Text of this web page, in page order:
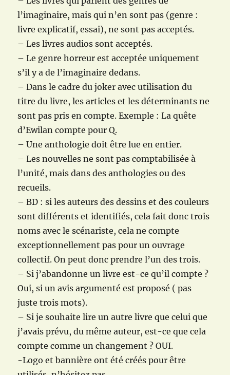
l’imaginaire, mais qui n’en sont pas (genre :
livre explicatif, essai), ne sont pas acceptés.
– Les livres audios sont acceptés.
– Le genre horreur est acceptée uniquement
s’il y a de l’imaginaire dedans.
– Dans le cadre du joker avec utilisation du
titre du livre, les articles et les déterminants ne
sont pas pris en compte. Exemple : La quête
d’Ewilan compte pour Q.
– Une anthologie doit être lue en entier.
– Les nouvelles ne sont pas comptabilisée à
l’unité, mais dans des anthologies ou des
recueils.
– BD : si les auteurs des dessins et des couleurs
sont différents et identifiés, cela fait donc trois
noms avec le scénariste, cela ne compte
exceptionnellement pas pour un ouvrage
collectif. On peut donc prendre l’un des trois.
– Si j’abandonne un livre est-ce qu’il compte ?
Oui, si un avis argumenté est proposé ( pas
juste trois mots).
– Si je souhaite lire un autre livre que celui que
j’avais prévu, du même auteur, est-ce que cela
compte comme un changement ? OUI.
-Logo et bannière ont été créés pour être